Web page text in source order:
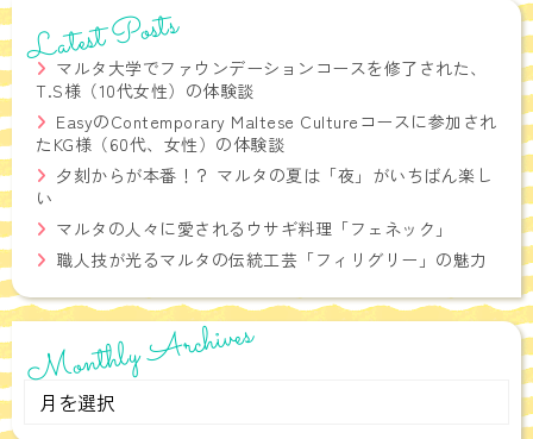
Latest Posts
マルタ大学でファウンデーションコースを修了された、
T.S様（10代女性）の体験談
EasyのContemporary Maltese Cultureコースに参加され
たKG様（60代、女性）の体験談
夕刻からが本番！？ マルタの夏は「夜」がいちばん楽し
い
マルタの人々に愛されるウサギ料理「フェネック」
職人技が光るマルタの伝統工芸「フィリグリー」の魅力
Monthly Archives
Monthly
Archives